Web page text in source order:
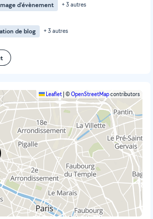
d'évènement + 3 autres
de blog + 3 autres
Leaflet ©OpenStreetMapcontributors